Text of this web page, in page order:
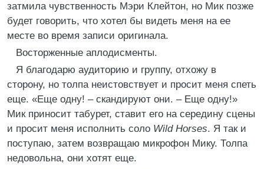
затмила чувственность Мэри Клейтон, но Мик позже
будет говорить, что хотел бы видеть меня на ее
месте во время записи оригинала.
Восторженные аплодисменты.
Я благодарю аудиторию и группу, отхожу в
сторону, но толпа неистовствует и просит меня спеть
еще. «Еще одну! – скандируют они. – Еще одну!»
Мик приносит табурет, ставит его на середину сцены
и просит меня исполнить соло Wild Horses. Я так и
поступаю, затем возвращаю микрофон Мику. Толпа
недовольна, они хотят еще.